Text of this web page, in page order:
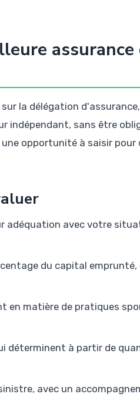
la délégation
indépendant, sans être
opportunité à saisir
adéquation avec votre
du capital
en matière de pratiques
déterminent à partir de
avec un